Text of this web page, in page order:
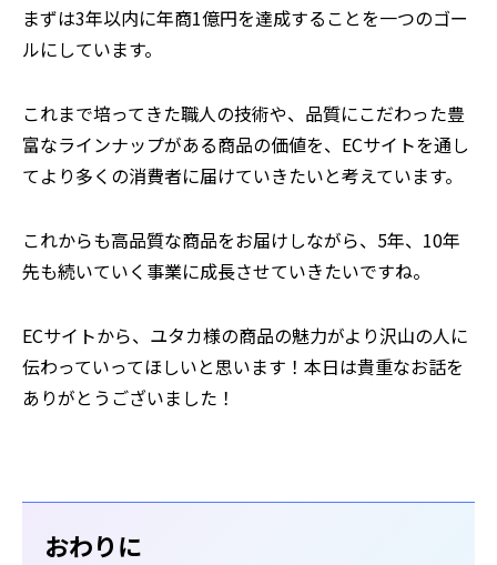
まずは3年以内に年商1億円を達成することを一つのゴー
ルにしています。
これまで培ってきた職人の技術や、品質にこだわった豊
富なラインナップがある商品の価値を、ECサイトを通し
てより多くの消費者に届けていきたいと考えています。
これからも高品質な商品をお届けしながら、5年、10年
先も続いていく事業に成長させていきたいですね。
⸺ECサイトから、ユタカ様の商品の魅力がより沢山の人に
伝わっていってほしいと思います！本日は貴重なお話を
ありがとうございました！
おわりに